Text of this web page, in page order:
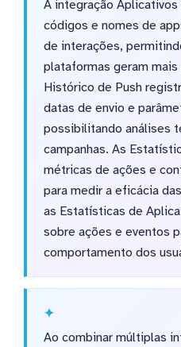
A integração
códigos e nomes de
de interações,
plataformas geram
Histórico de Push
datas de envio e
possibilitando análises
campanhas. As
métricas de ações e
para medir a eficácia
as Estatísticas de
sobre ações e eventos
comportamento dos
Ao combinar múltiplas